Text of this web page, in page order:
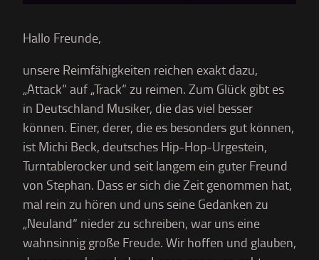
Hallo Freunde,
unsere Reimfähigkeiten reichen exakt dazu,
„Attack“ auf „Track“ zu reimen. Zum Glück gibt es
in Deutschland Musiker, die das viel besser
können. Einer, derer, die es besonders gut können,
ist Michi Beck, deutsches Hip-Hop-Urgestein,
Turntablerocker und seit langem ein guter Freund
von Stephan. Dass er sich die Zeit genommen hat,
mal rein zu hören und uns seine Gedanken zu
„Neuland“ nieder zu schreiben, war uns eine
wahnsinnig große Freude. Wir hoffen und glauben,